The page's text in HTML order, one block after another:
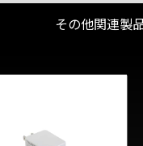
その他関連製